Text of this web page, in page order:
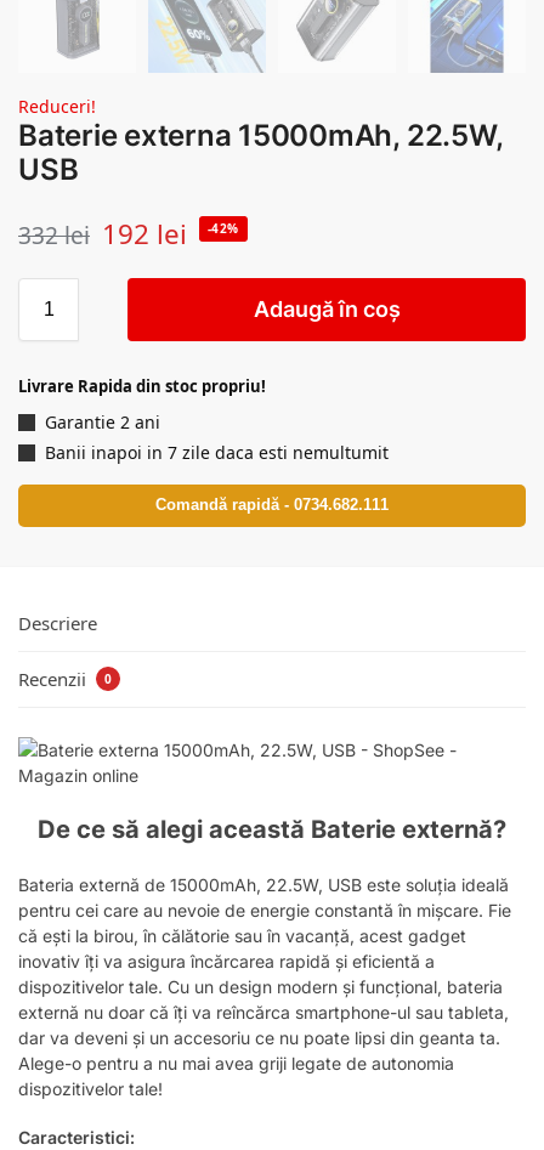
Reduceri!
Baterie externa 15000mAh, 22.5W,
USB
332lei 192 lei -42%
Adaugă în coș
Livrare Rapida din stoc propriu!
Garantie 2 ani
Banii inapoi in 7 zile daca esti nemultumit
Comandă rapidă - 0734.682.111
Descriere
Recenzii 0
De ce să alegi această Baterie externă?
Bateria externă de 15000mAh, 22.5W, USB este soluția ideală
pentru cei care au nevoie de energie constantă în mișcare. Fie
că ești la birou, în călătorie sau în vacanță, acest gadget
inovativ îți va asigura încărcarea rapidă și eficientă a
dispozitivelor tale. Cu un design modern și funcțional, bateria
externă nu doar că îți va reîncărca smartphone-ul sau tableta,
dar va deveni și un accesoriu ce nu poate lipsi din geanta ta.
Alege-o pentru a nu mai avea griji legate de autonomia
dispozitivelor tale!
Caracteristici: